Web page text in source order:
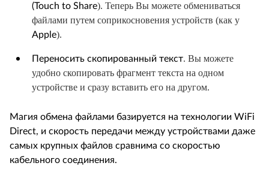
(Touch to Share). Теперь Вы можете обмениваться
файлами путем соприкосновения устройств (как у
Apple).
Переносить скопированный текст. Вы можете
удобно скопировать фрагмент текста на одном
устройстве и сразу вставить его на другом.
Магия обмена файлами базируется на технологии WiFi
Direct, и скорость передачи между устройствами даже
самых крупных файлов сравнима со скоростью
кабельного соединения.